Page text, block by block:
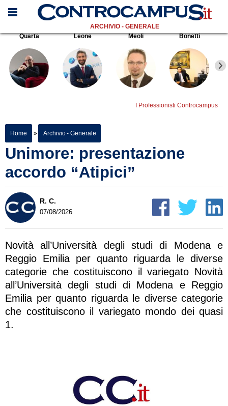
ARCHIVIO - GENERALE
Quarta
Leone Meoli Bonetti
I Professionisti Controcampus
Home » Archivio - Generale
Unimore: presentazione
accordo “Atipici”
R. C.
07/08/2026
Novità all’Università degli studi di Modena e
Reggio Emilia per quanto riguarda le diverse
categorie che costituiscono il variegato Novità
all’Università degli studi di Modena e Reggio
Emilia per quanto riguarda le diverse categorie
che costituiscono il variegato mondo dei quasi
1.